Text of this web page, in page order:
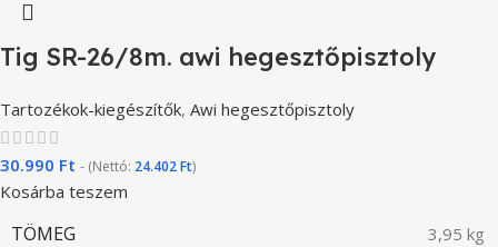
Tig SR-26/8m. awi hegesztőpisztoly
Tartozékok-kiegészítők, Awi hegesztőpisztoly
30.990 Ft - (Nettó: 24.402Ft)
Kosárba teszem
TÖMEG 3,95 kg